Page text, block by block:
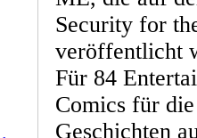
Security for
veröffentlicht
Für 84
Comics für
Geschichten